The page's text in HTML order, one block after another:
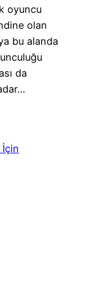
oyuncu
olan
bu alanda
da